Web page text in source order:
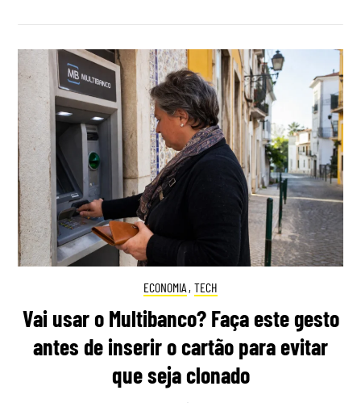
ECONOMIA , TECH
Vai usar o Multibanco? Faça este gesto
antes de inserir o cartão para evitar
que seja clonado